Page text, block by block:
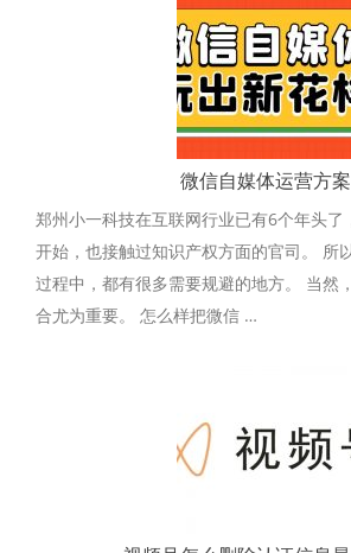
微信自媒体运营方案
郑州小一科技在互联网行业已有6个年头了
开始，也接触过知识产权方面的官司。 所
过程中，都有很多需要规避的地方。 当然
合尤为重要。 怎么样把微信 …